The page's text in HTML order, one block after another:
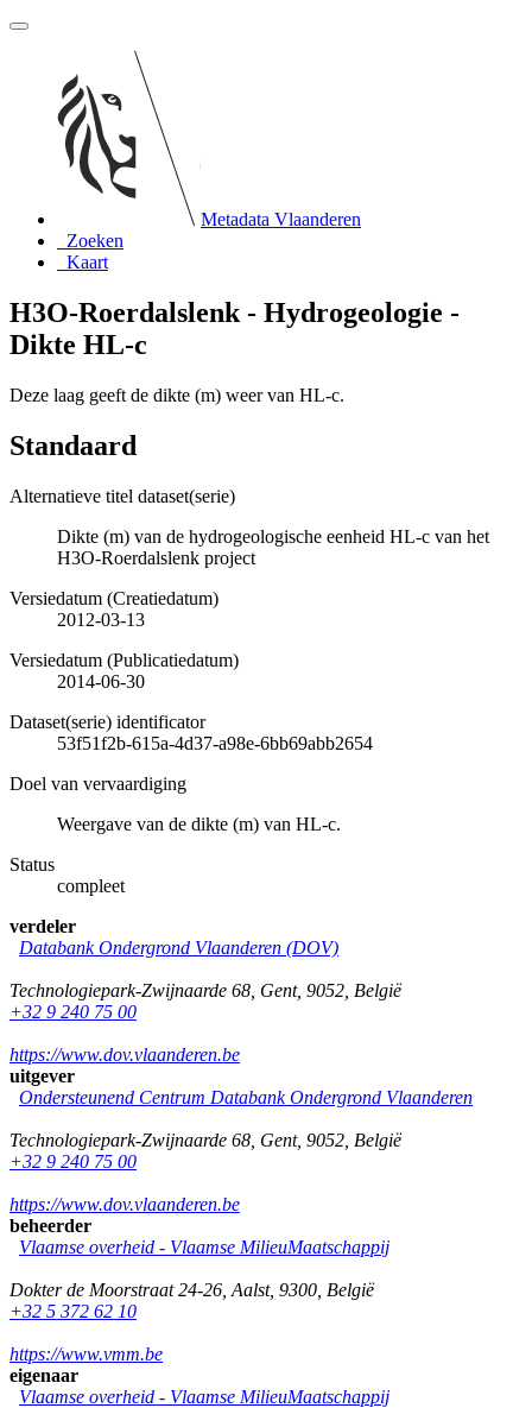
Metadata Vlaanderen
Zoeken
Kaart
H3O-Roerdalslenk - Hydrogeologie -
Dikte HL-c
Deze laag geeft de dikte (m) weer van HL-c.
Standaard
Alternatieve titel dataset(serie)
Dikte (m) van de hydrogeologische eenheid HL-c van het
H3O-Roerdalslenk project
Versiedatum (Creatiedatum)
2012-03-13
Versiedatum (Publicatiedatum)
2014-06-30
Dataset(serie) identificator
53f51f2b-615a-4d37-a98e-6bb69abb2654
Doel van vervaardiging
Weergave van de dikte (m) van HL-c.
Status
compleet
verdeler
Databank Ondergrond Vlaanderen (DOV)
Technologiepark-Zwijnaarde 68 Gent, 9052 België
+32 9 240 75 00
https://www.dov.vlaanderen.be
uitgever
Ondersteunend Centrum Databank Ondergrond Vlaanderen
Technologiepark-Zwijnaarde 68 Gent, 9052 België
+32 9 240 75 00
https://www.dov.vlaanderen.be
beheerder
Vlaamse overheid - Vlaamse MilieuMaatschappij
Dokter de Moorstraat 24-26 Aalst, 9300 België
+32 5 372 62 10
https://www.vmm.be
eigenaar
Vlaamse overheid - Vlaamse MilieuMaatschappij